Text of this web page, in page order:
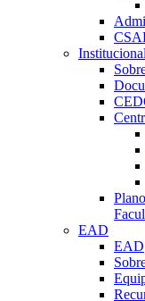
Institucional
EAD
EAD